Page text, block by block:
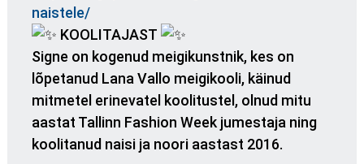
naistele/
KOOLITAJAST
Signe on kogenud meigikunstnik, kes on
lõpetanud Lana Vallo meigikooli, käinud
mitmetel erinevatel koolitustel, olnud mitu
aastat Tallinn Fashion Week jumestaja ning
koolitanud naisi ja noori aastast 2016.